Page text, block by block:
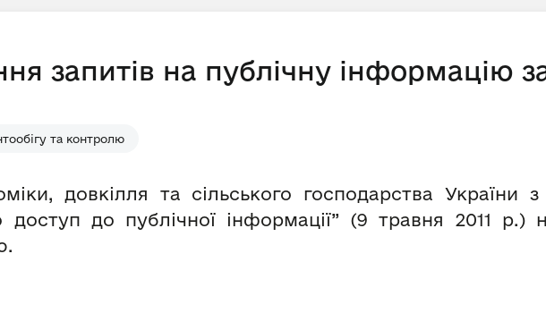
запитів на публічну інформацію
та контролю
довкілля та сільського господарства України
доступ до публічної інформації” (9 травня 2011 р.)